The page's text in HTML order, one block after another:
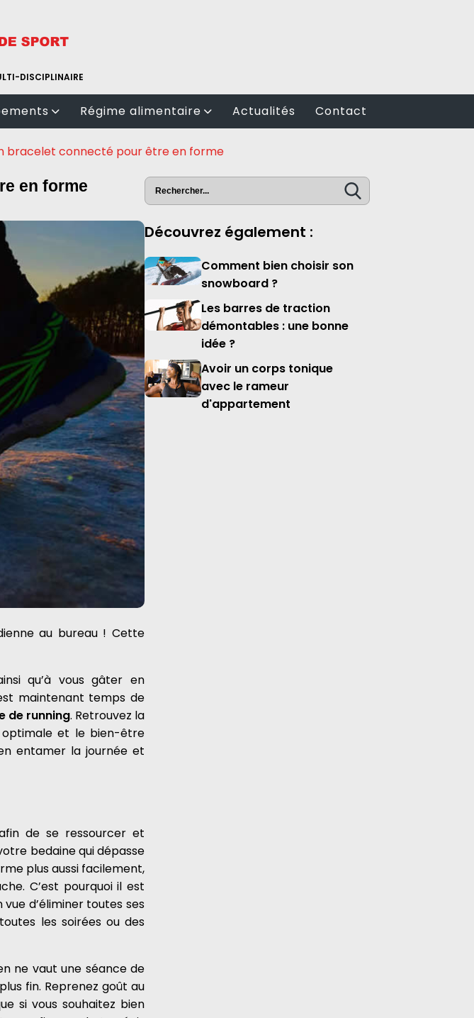
DISCIPLINAIRE
Régime alimentaire
Nutrition
Actualités Contact
bracelet connecté pour être en forme
en forme
au bureau ! Cette
qu’à vous gâter en
maintenant temps de
de running. Retrouvez la
et le bien-être
entamer la journée et
de se ressourcer et
bedaine qui dépasse
plus aussi facilement,
C’est pourquoi il est
d’éliminer toutes ses
les soirées ou des
ne vaut une séance de
fin. Reprenez goût au
si vous souhaitez bien
Découvrez également :
Comment bien choisir son
snowboard ?
Les barres de traction
démontables : une bonne
idée ?
Avoir un corps tonique
avec le rameur
d'appartement